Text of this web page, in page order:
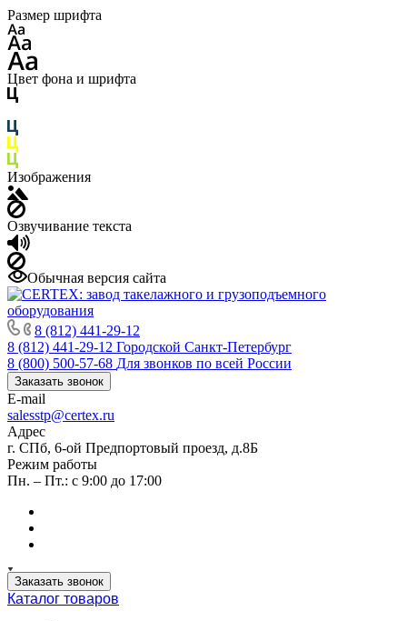
Размер шрифта
Цвет фона и шрифта
Изображения
Озвучивание текста
Обычная версия сайта
8 (812) 441-29-12
8 (812) 441-29-12 Городской Санкт-Петербург
8 (800) 500-57-68 Для звонков по всей России
Заказать звонок
E-mail
salesstp@certex.ru
Адрес
г. СПб, 6-ой Предпортовый проезд, д.8Б
Режим работы
Пн. – Пт.: с 9:00 до 17:00
Заказать звонок
Каталог товаров